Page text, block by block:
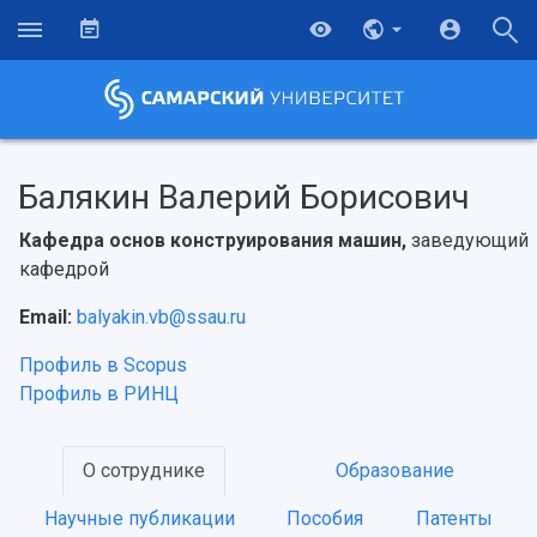
Балякин Валерий Борисович
Кафедра основ конструирования машин, заведующий
кафедрой
Email: balyakin.vb@ssau.ru
Профиль в Scopus
Профиль в РИНЦ
О сотруднике Образование
Научные публикации Пособия Патенты